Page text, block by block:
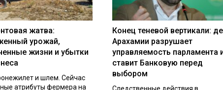
жатва:
урожай,
жизни и убытки
и шлем. Сейчас
атрибуты фермера на
Конец теневой вертикали:
Арахамии разрушает
управляемость парламента
ставит Банковую перед
выбором
Следственные действия в